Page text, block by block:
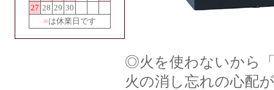
27 28 29 30
■は休業日です
◎火を使わないから
火の消し忘れの心配